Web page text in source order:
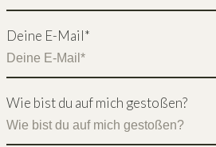
Deine E-Mail*
Wie bist du auf mich gestoßen?